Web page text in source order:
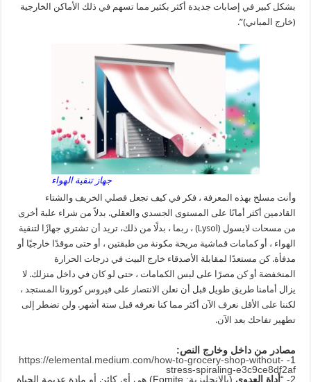
بشكل كبير في إصابات جديدة أكثر بكثير مما تسهم في ذلك الأماكن الخارجية
(خارج المباني)”.
جهاز تنقية الهواء
وأنت مسلح بهذه المعرفة ، فكر في كيف تجعل فصلي الخريف والشتاء
القادمين أكثر أمانًا على المستوى الجسدي والعقلي. بدلاً من شراء علبة أخرى
من مسحات لايسول (Lysol) ، ربما ، بدلًا من ذلك، تريد أن تشتري جهازًا لتنقية
الهواء ، أو كمامات قماشية مريحة مكونة من طبقتين ، أو حتى موقدًا خارجيًا أو
مدفأة. كن مستعدًا لمقابلة الأصدقاء خارج البيت في درجات الحرارة
المنخفضة أو كن مصرًا على لبس الكمامات ، حتى لو كان في داخل منزلك. لا
يزال أمامنا طريق طويل قبل أن نعلن الانتصار على فيروس كورونا المستجد ،
لكننا على الأقل نعرف الآن أكثر مما كنا نعرفه قبل ستة أشهر. ولن تضطر إلى
تطهير تفاحك بعد الآن.
مصادر من داخل وخارج النص:
1-
https://elemental.medium.com/how-to-grocery-shop-without-
stress-spiraling-e3c9ce8df2af
2- “
أداة العدوى (بالإنجليزية
: Fomite)‏ هي أي كائن أو مادة عديمة الحياة